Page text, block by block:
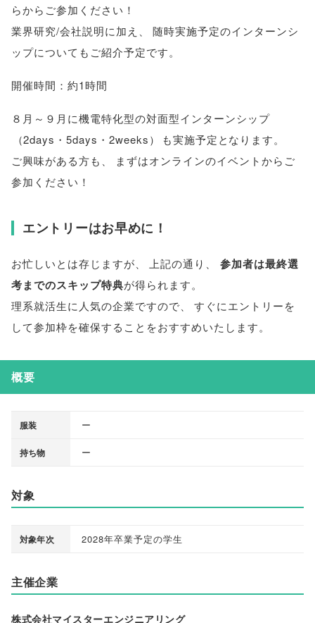
らからご参加ください！
業界研究/会社説明に加え
随時実施予定のインターンシ
ップについてもご紹介予定です。
開催時間：約1時間
８月～９月に機電特化型の対面型インターンシップ
（2days・5days・2weeks） も実施予定となります。
ご興味がある方も
まずはオンラインのイベントからご
参加ください！
エントリーはお早めに！
お忙しいとは存じますが 上記の通り
参加者は最終選
考までのスキップ特典が得られます。
理系就活生に人気の企業ですので
すぐにエントリーを
して参加枠を確保することをおすすめいたします。
概要
服装 ー
持ち物 ー
対象
対象年次 2028年卒業予定の学生
主催企業
株式会社マイスターエンジニアリング